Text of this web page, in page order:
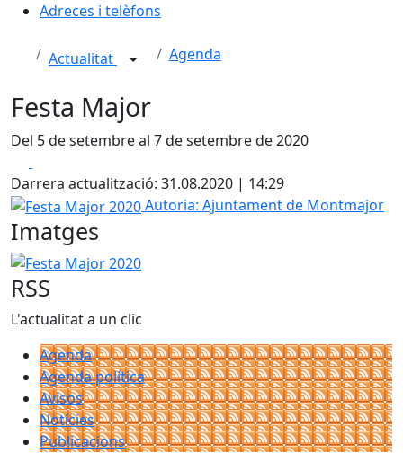
Adreces i telèfons
Actualitat Agenda
Festa Major
Del 5 de setembre al 7 de setembre de 2020
Darrera actualització: 31.08.2020 | 14:29
Festa Major 2020
Autoria: Ajuntament de Montmajor
Imatges
Festa Major 2020
RSS
L'actualitat a un clic
Agenda
Agenda política
Avisos
Notícies
Publicacions